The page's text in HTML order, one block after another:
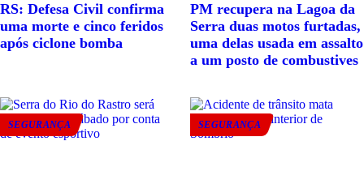
RS: Defesa Civil confirma
uma morte e cinco feridos
após ciclone bomba
PM recupera na Lagoa da
Serra duas motos furtadas,
uma delas usada em assalto
a um posto de combustives
SEGURANÇA SEGURANÇA